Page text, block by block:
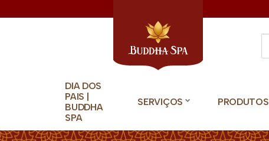
DIA DOS
PAIS |
BUDDHA
SPA
SERVIÇOS PRODUTOS